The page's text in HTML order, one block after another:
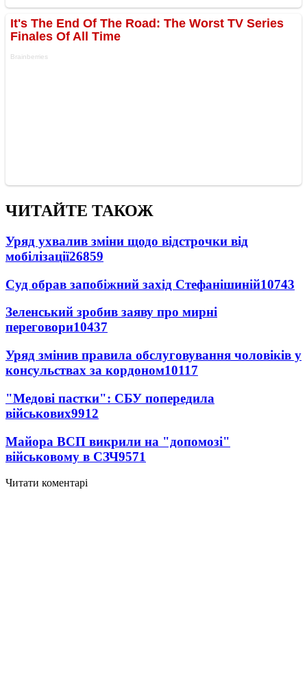
ЧИТАЙТЕ ТАКОЖ
Уряд ухвалив зміни щодо відстрочки від
мобілізації26859
Суд обрав запобіжний захід Стефанішиній10743
Зеленський зробив заяву про мирні
переговори10437
Уряд змінив правила обслуговування чоловіків у
консульствах за кордоном10117
"Медові пастки": СБУ попередила
військових9912
Майора ВСП викрили на "допомозі"
військовому в СЗЧ9571
Читати коментарі